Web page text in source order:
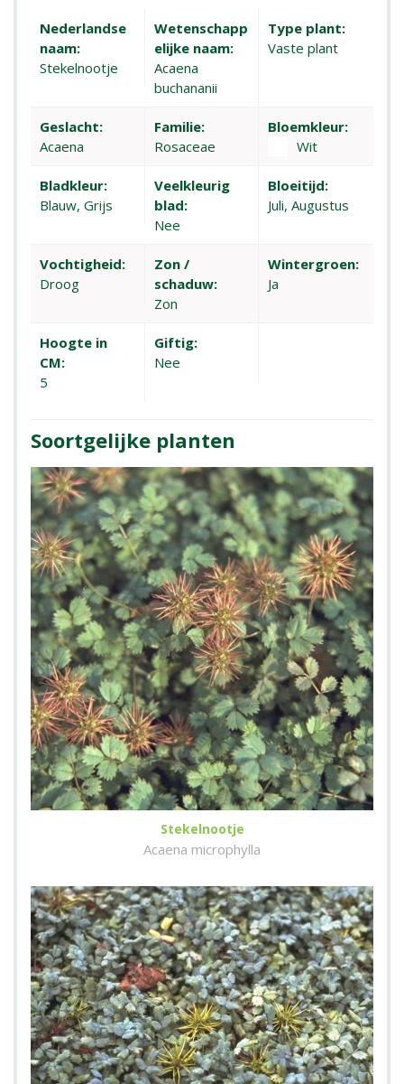
Nederlandse
naam:
Stekelnootje
Wetenschapp
elijke naam:
Acaena
buchananii
Type plant:
Vaste plant
Geslacht:
Acaena
Familie:
Rosaceae
Bloemkleur:
Wit
Bladkleur:
Blauw, Grijs
Veelkleurig
blad:
Nee
Bloeitijd:
Juli, Augustus
Vochtigheid:
Droog
Zon /
schaduw:
Zon
Wintergroen:
Ja
Hoogte in
CM:
5
Giftig:
Nee
Soortgelijke planten
Stekelnootje
Acaena microphylla